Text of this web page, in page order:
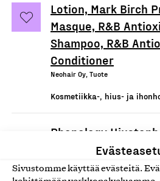
Sivustomme käyttää evästeitä.
Lotion, Mark Birch
Masque, R&B
Shampoo, R&B
Conditioner
Neohair Oy, Tuote
Kosmetiikka-, hius- ja
Phenology
tuotteet
Frost Nordics Oy, Tuote